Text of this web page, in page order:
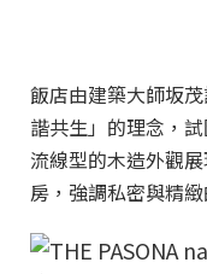
飯店由建築大師坂
諧共生」的理念，
流線型的木造外觀
房，強調私密與精